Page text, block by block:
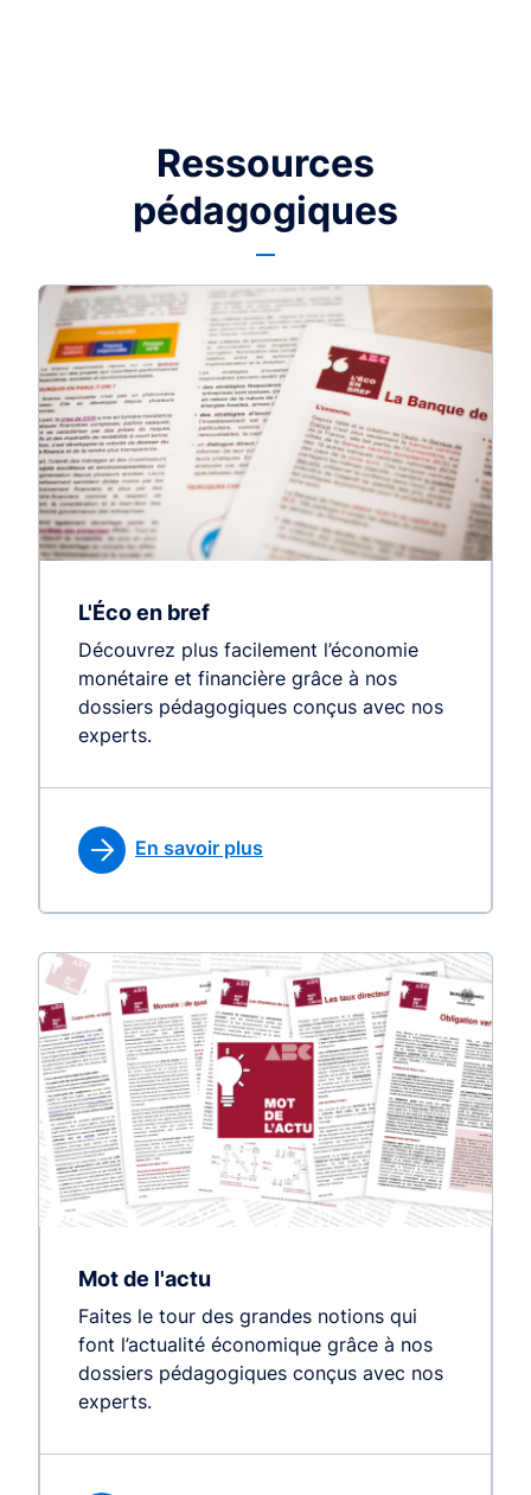
Ressources
pédagogiques
L'Éco en bref
Découvrez plus facilement l’économie
monétaire et financière grâce à nos
dossiers pédagogiques conçus avec nos
experts.
En savoir plus
Mot de l'actu
Faites le tour des grandes notions qui
font l’actualité économique grâce à nos
dossiers pédagogiques conçus avec nos
experts.